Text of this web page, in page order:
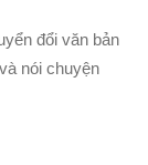
đổi văn bản
nói chuyện